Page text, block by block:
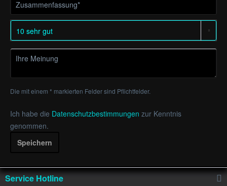
Die mit einem * markierten Felder sind Pflichtfelder.
Ich habe die Datenschutzbestimmungen zur Kenntnis
genommen.
Speichern
Service Hotline